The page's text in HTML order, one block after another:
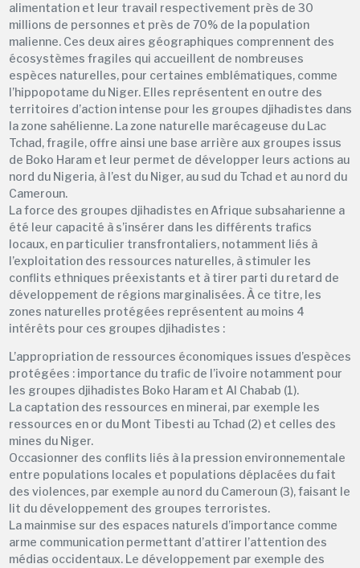
alimentation et leur travail respectivement près de 30
millions de personnes et près de 70% de la population
malienne. Ces deux aires géographiques comprennent des
écosystèmes fragiles qui accueillent de nombreuses
espèces naturelles, pour certaines emblématiques, comme
l’hippopotame du Niger. Elles représentent en outre des
territoires d’action intense pour les groupes djihadistes dans
la zone sahélienne. La zone naturelle marécageuse du Lac
Tchad, fragile, offre ainsi une base arrière aux groupes issus
de Boko Haram et leur permet de développer leurs actions au
nord du Nigeria, à l’est du Niger, au sud du Tchad et au nord du
Cameroun.
La force des groupes djihadistes en Afrique subsaharienne a
été leur capacité à s’insérer dans les différents trafics
locaux, en particulier transfrontaliers, notamment liés à
l’exploitation des ressources naturelles, à stimuler les
conflits ethniques préexistants et à tirer parti du retard de
développement de régions marginalisées. À ce titre, les
zones naturelles protégées représentent au moins 4
intérêts pour ces groupes djihadistes :
L’appropriation de ressources économiques issues d’espèces
protégées : importance du trafic de l’ivoire notamment pour
les groupes djihadistes Boko Haram et Al Chabab (1).
La captation des ressources en minerai, par exemple les
ressources en or du Mont Tibesti au Tchad (2) et celles des
mines du Niger.
Occasionner des conflits liés à la pression environnementale
entre populations locales et populations déplacées du fait
des violences, par exemple au nord du Cameroun (3), faisant le
lit du développement des groupes terroristes.
La mainmise sur des espaces naturels d’importance comme
arme communication permettant d’attirer l’attention des
médias occidentaux. Le développement par exemple des